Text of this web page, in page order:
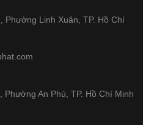
Linh Xuân, TP. Hồ Chí
An Phú, TP. Hồ Chí Minh